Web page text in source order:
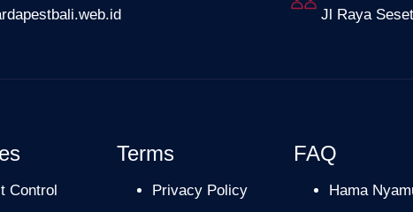
Jl Raya
Control
Terms
Privacy Policy
FAQ
Hama